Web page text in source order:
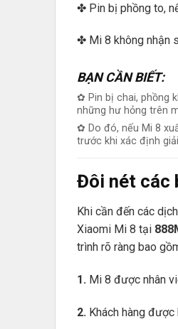
✤ Pin bị phồng to,
✤ Mi 8 không nhận
BẠN CẦN BIẾT:
✿ Pin bị chai, phồng
những hư hỏng trên
✿ Do đó, nếu Mi 8
trước khi xác định
Đôi nét các
Khi cần đến các
Xiaomi Mi 8 tại
trình rõ ràng bao
1. Mi 8 được nhân
2. Khách hàng